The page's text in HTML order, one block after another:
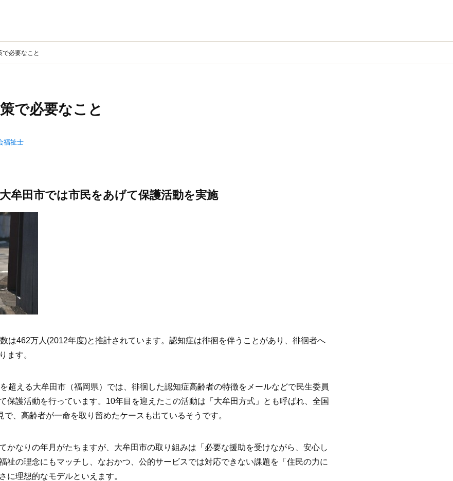
で必要なこと
で必要なこと
福祉士
牟田市では市民をあげて保護活動を実施
は462万人(2012年度)と推計されています。認知症は徘徊を伴うことがあり、徘徊者へ
ます。
超える大牟田市（福岡県）では、徘徊した認知症高齢者の特徴をメールなどで民生委員
保護活動を行っています。10年目を迎えたこの活動は「大牟田方式」とも呼ばれ、全国
、高齢者が一命を取り留めたケースも出ているそうです。
かなりの年月がたちますが、大牟田市の取り組みは「必要な援助を受けながら、安心し
祉の理念にもマッチし、なおかつ、公的サービスでは対応できない課題を「住民の力に
に理想的なモデルといえます。